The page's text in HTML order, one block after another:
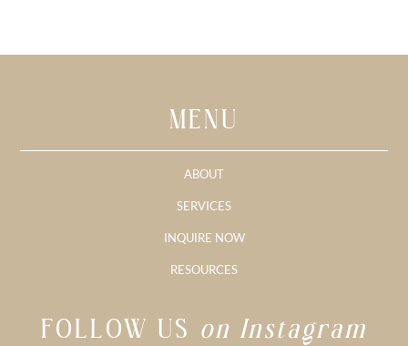
MENU
ABOUT
SERVICES
INQUIRE NOW
RESOURCES
FOLLOW US on Instagram